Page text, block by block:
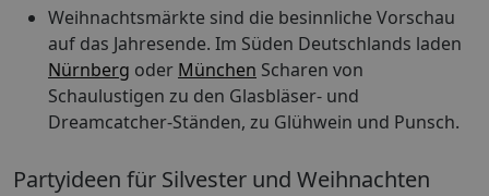
Weihnachtsmärkte sind die besinnliche Vorschau
auf das Jahresende. Im Süden Deutschlands laden
Nürnberg oder München Scharen von
Schaulustigen zu den Glasbläser- und
Dreamcatcher-Ständen, zu Glühwein und Punsch.
Partyideen für Silvester und Weihnachten